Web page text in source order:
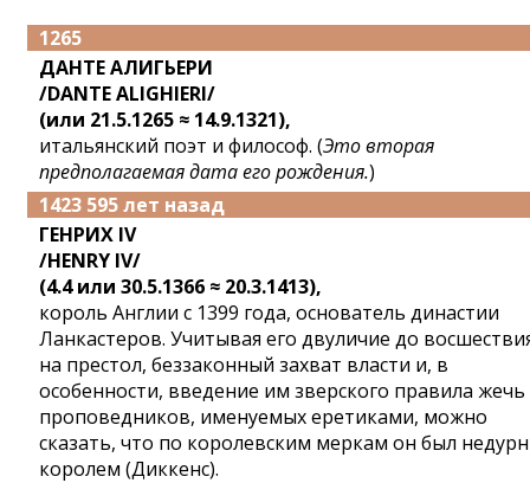
1265
ДАНТЕ АЛИГЬЕРИ
/DANTE ALIGHIERI/
(или 21.5.1265 ≈ 14.9.1321),
итальянский поэт и философ. (Это вторая
предполагаемая дата его рождения.)
1423 595 лет назад
ГЕНРИХ IV
/HENRY IV/
(4.4 или 30.5.1366 ≈ 20.3.1413),
король Англии с 1399 года, основатель династии
Ланкастеров. Учитывая его двуличие до
на преcтол, беззаконный захват власти и, в
особенности, введение им зверского правила жечь
проповедников, именуемых еретиками, можно
сказать, что по королевским меркам он был
королем (Диккенс).